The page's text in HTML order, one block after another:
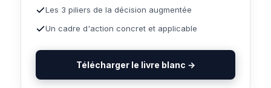
Les 3 piliers de la décision augmentée
Un cadre d'action concret et applicable
Télécharger le livre blanc →